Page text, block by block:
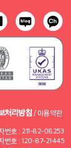
처리방침 / 이용약관
번호 : 211-82-08253
번호 : 120-87-21445